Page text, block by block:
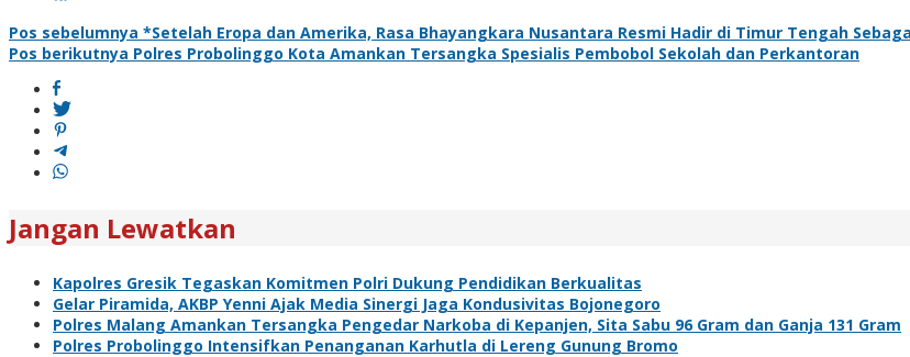
Navigasi
pos
Pos sebelumnya *Setelah Eropa dan Amerika, Rasa Bhayangkara Nusantara Resmi Hadir di Timur Tengah
Pos berikutnya Polres Probolinggo Kota Amankan Tersangka Spesialis Pembobol Sekolah dan Perkantoran
Jangan Lewatkan
Kapolres Gresik Tegaskan Komitmen Polri Dukung Pendidikan Berkualitas
Gelar Piramida, AKBP Yenni Ajak Media Sinergi Jaga Kondusivitas Bojonegoro
Polres Malang Amankan Tersangka Pengedar Narkoba di Kepanjen, Sita Sabu 96 Gram dan Ganja 131 Gram
Polres Probolinggo Intensifkan Penanganan Karhutla di Lereng Gunung Bromo